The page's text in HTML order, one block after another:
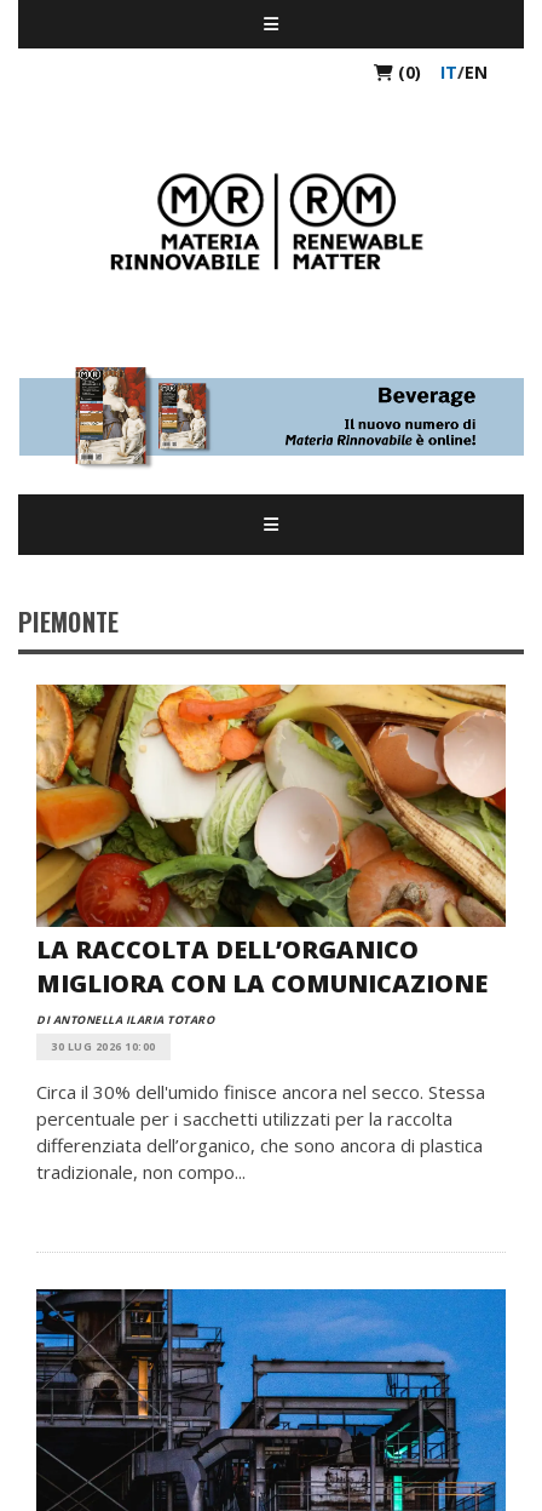
(0) IT/EN
PIEMONTE
LA RACCOLTA DELL’ORGANICO
MIGLIORA CON LA COMUNICAZIONE
DI ANTONELLA ILARIA TOTARO
30 LUG 2026 10:00
Circa il 30% dell'umido finisce ancora nel secco. Stessa
percentuale per i sacchetti utilizzati per la raccolta
differenziata dell’organico, che sono ancora di plastica
tradizionale, non compo...